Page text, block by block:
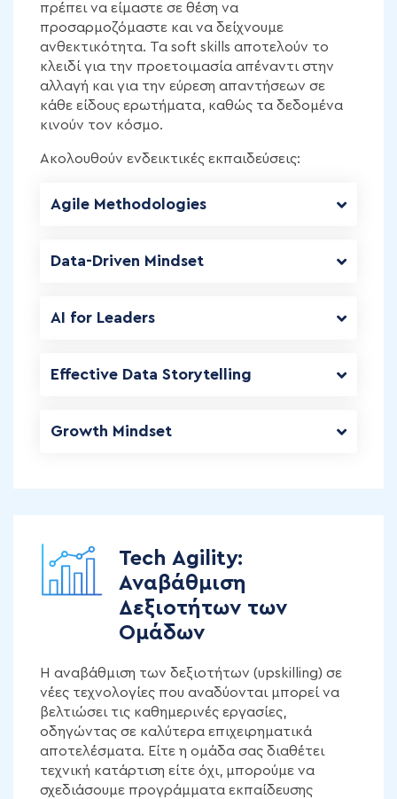
πρέπει να είμαστε σε θέση να
προσαρμοζόμαστε και να δείχνουμε
ανθεκτικότητα. Τα soft skills αποτελούν το
κλειδί για την προετοιμασία απέναντι στην
αλλαγή και για την εύρεση απαντήσεων σε
κάθε είδους ερωτήματα, καθώς τα δεδομένα
κινούν τον κόσμο.
Ακολουθούν ενδεικτικές εκπαιδεύσεις:
Agile Methodologies
Data-Driven Mindset
AI for Leaders
Effective Data Storytelling
Growth Mindset
Tech Agility:
Αναβάθμιση
Δεξιοτήτων των
Ομάδων
Η αναβάθμιση των δεξιοτήτων (upskilling) σε
νέες τεχνολογίες που αναδύονται μπορεί να
βελτιώσει τις καθημερινές εργασίες,
οδηγώντας σε καλύτερα επιχειρηματικά
αποτελέσματα. Είτε η ομάδα σας διαθέτει
τεχνική κατάρτιση είτε όχι, μπορούμε να
σχεδιάσουμε προγράμματα εκπαίδευσης